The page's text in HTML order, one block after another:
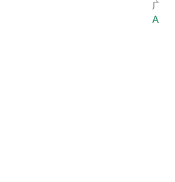
广州